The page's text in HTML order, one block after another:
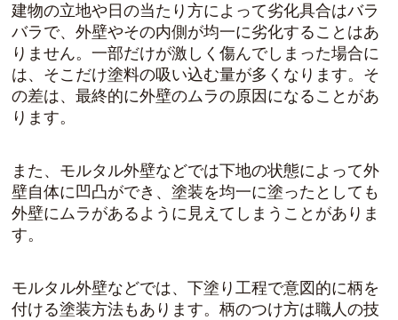
建物の立地や日の当たり方によって劣化具合はバラ
バラで、外壁やその内側が均一に劣化することはあ
りません。一部だけが激しく傷んでしまった場合に
は、そこだけ塗料の吸い込む量が多くなります。そ
の差は、最終的に外壁のムラの原因になることがあ
ります。
また、モルタル外壁などでは下地の状態によって外
壁自体に凹凸ができ、塗装を均一に塗ったとしても
外壁にムラがあるように見えてしまうことがありま
す。
モルタル外壁などでは、下塗り工程で意図的に柄を
付ける塗装方法もあります。柄のつけ方は職人の技